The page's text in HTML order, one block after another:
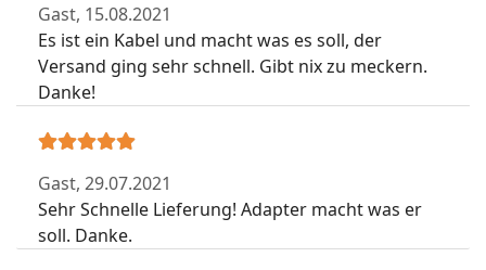
Gast, 15.08.2021
Es ist ein Kabel und macht was es soll, der
Versand ging sehr schnell. Gibt nix zu meckern.
Danke!
Gast, 29.07.2021
Sehr Schnelle Lieferung! Adapter macht was er
soll. Danke.